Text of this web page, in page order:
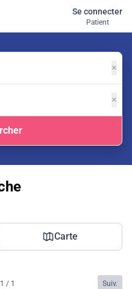
Se connecter
Patient
×
×
Carte
/ 1 Suiv.